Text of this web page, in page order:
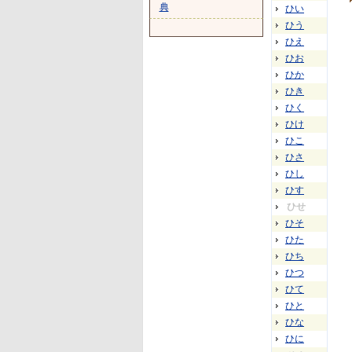
ひい
ひう
ひえ
ひお
ひか
ひき
ひく
ひけ
ひこ
ひさ
ひし
ひす
ひせ
ひそ
ひた
ひち
ひつ
ひて
ひと
ひな
ひに
典